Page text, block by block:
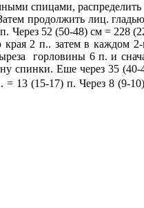
спицами,
продолжить лиц.
52 (50-48) см = 228
2 п.. затем в
горловины 6 п. и
спинки. Еше через 35
= 13 (15-17) п. Через 8 (9-